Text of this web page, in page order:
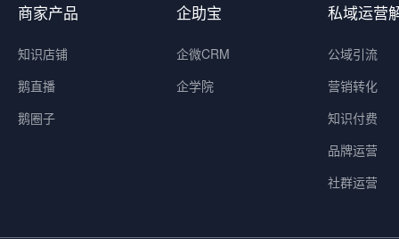
商家产品
知识店铺
鹅直播
鹅圈子
企助宝
企微CRM
企学院
私域运营
公域引流
营销转化
知识付费
品牌运营
社群运营